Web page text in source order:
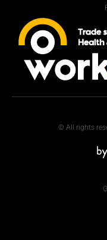
© All rights